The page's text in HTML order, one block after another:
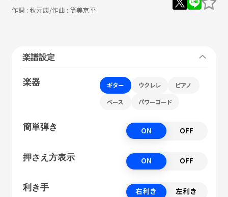
作詞 : 秋元康/作曲 : 筒美京平
楽譜設定
楽器 ギター ウクレレ ピアノ
ベース パワーコード
簡単弾き ON OFF
押さえ方表示 ON OFF
利き手 右利き 左利き